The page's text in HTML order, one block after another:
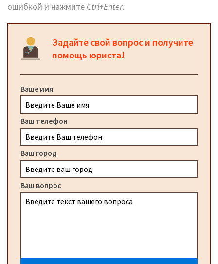
ошибкой и нажмите Ctrl+Enter.
Задайте свой вопрос и получите
помощь юриста!
Ваше имя
Ваш телефон
Ваш город
Ваш вопрос